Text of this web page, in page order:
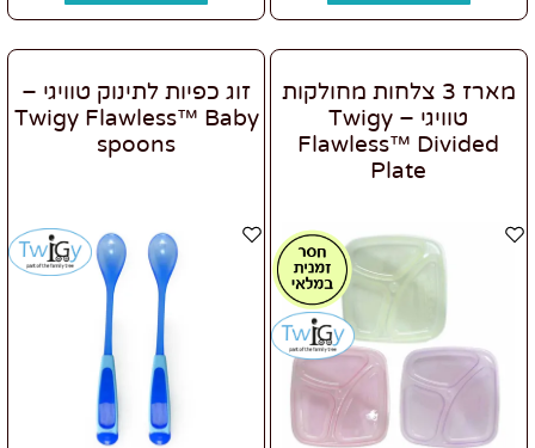
מארז 3 צלחות מחולקות
טוויגי – Twigy
Flawless™ Divided
Plate
זוג כפיות לתינוק טוויגי –
Twigy Flawless™ Baby
spoons